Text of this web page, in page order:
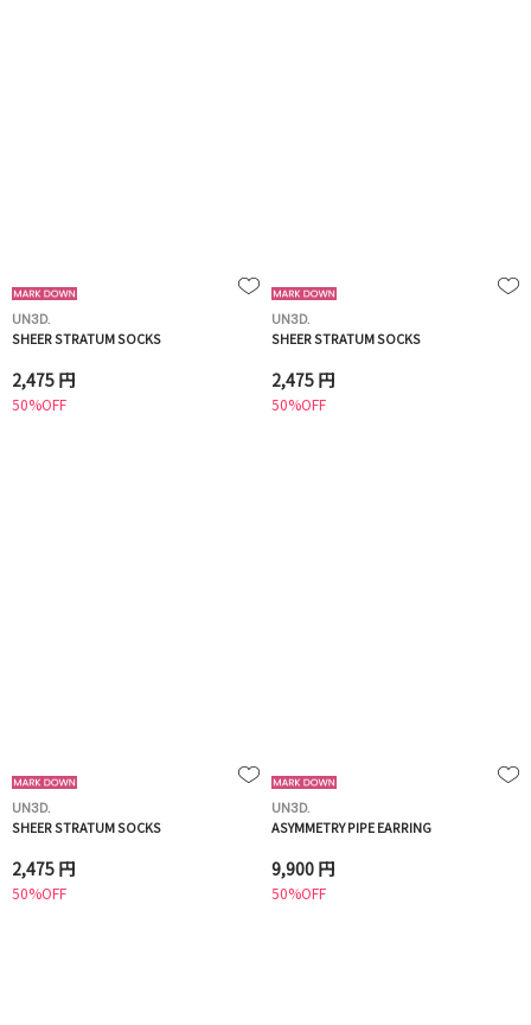
UN3D.
SHEER STRATUM SOCKS
2,475 円
50%OFF
UN3D.
SHEER STRATUM SOCKS
2,475 円
50%OFF
UN3D.
SHEER STRATUM SOCKS
2,475 円
50%OFF
UN3D.
ASYMMETRY PIPE EARRING
9,900 円
50%OFF